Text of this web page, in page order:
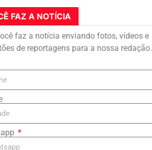
FAZ A NOTÍCIA
faz a notícia enviando fotos, vídeos e
de reportagens para a nossa redação.